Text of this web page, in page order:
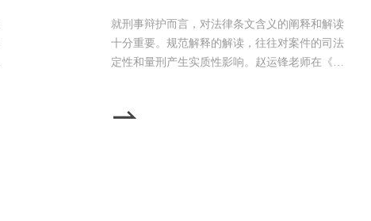
就刑事辩护而言，对法律条文含义的阐释和解读
十分重要。规范解释的解读，往往对案件的司法
定性和量刑产生实质性影响。赵运锋老师在《刑
变化，行为人通过其他方式知晓他人支付宝的用